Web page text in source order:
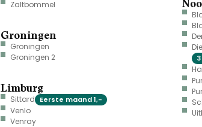
Zaltbommel
Groningen
Groningen
Groningen 2
Limburg
Sittard Eerste maand 1,-
Venlo
Venray